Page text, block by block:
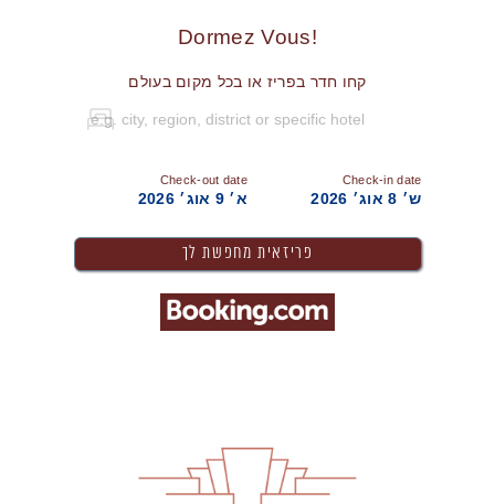
!Dormez Vous
קחו חדר בפריז או בכל מקום בעולם
Check-in date
ש׳ 8 אוג׳ 2026
Check-out date
א׳ 9 אוג׳ 2026